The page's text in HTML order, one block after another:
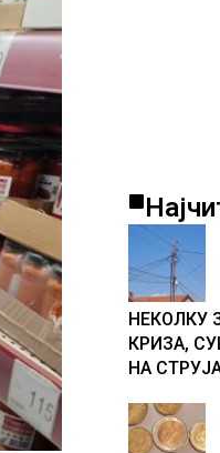
НЕКОЛКУ
КРИЗА,
НА